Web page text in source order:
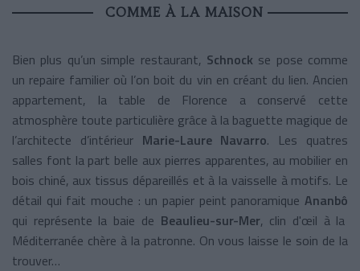
COMME À LA MAISON
Bien plus qu’un simple restaurant, Schnock se pose comme
un repaire familier où l’on boit du vin en créant du lien. Ancien
appartement, la table de Florence a conservé cette
atmosphère toute particulière grâce à la baguette magique de
l’architecte d’intérieur Marie-Laure Navarro. Les quatres
salles font la part belle aux pierres apparentes, au mobilier en
bois chiné, aux tissus dépareillés et à la vaisselle à motifs. Le
détail qui fait mouche : un papier peint panoramique Ananbô
qui représente la baie de Beaulieu-sur-Mer, clin d'œil à la
Méditerranée chère à la patronne. On vous laisse le soin de la
trouver…